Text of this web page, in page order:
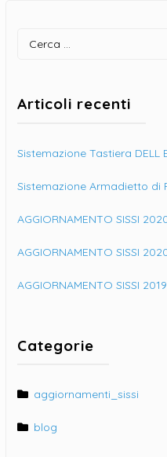
Articoli recenti
Sistemazione Tastiera DELL
Sistemazione Armadietto di
AGGIORNAMENTO SISSI
AGGIORNAMENTO SISSI
AGGIORNAMENTO SISSI
Categorie
aggiornamenti_sissi
blog